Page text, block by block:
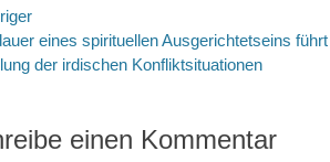
eines spirituellen Ausgerichtetseins
der irdischen Konfliktsituationen
einen Kommentar